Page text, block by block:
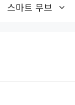
스마트 무브